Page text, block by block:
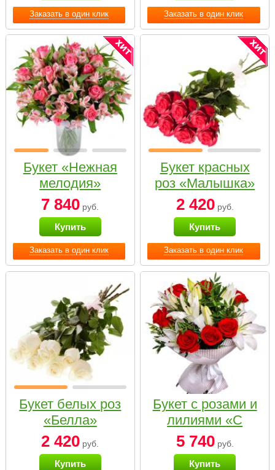
Заказать в один клик Заказать в один клик
Заказать в один клик
Букет «Нежная
мелодия»
7 840 руб.
Купить
Заказать в один клик
Букет красных
роз «Малышка»
2 420руб.
Купить
Букет белых роз
«Белла»
2 420 руб.
Купить
Букет с розами и
лилиями «С
наилучшими
пожеланиями»
5 740руб.
Купить